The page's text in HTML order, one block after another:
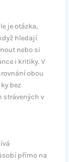
je otázka,
hledají
nebo si
i kritiky. V
obou
bez
strávených v
přímo na